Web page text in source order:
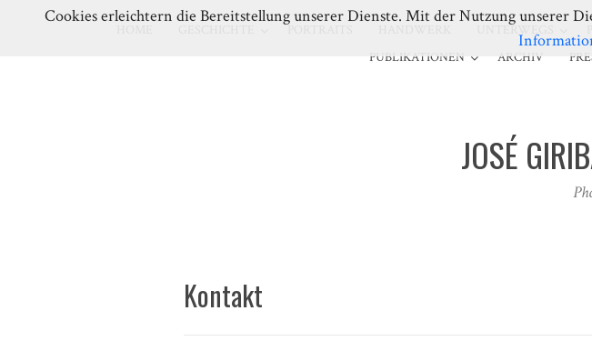
PORTRAITS UNTERWEGS
PUBLIKATIONEN
ARCHIV
JOSÉ
Kontakt
Cookies erleichtern die Bereitstellung unserer Dienste. Mit der Nutzung unserer